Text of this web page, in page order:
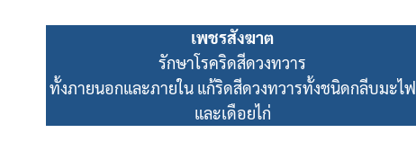
เพชรสังฆาต
รักษาโรคริดสีดวงทวาร
ทั้งภายนอกและภายใน แก้ริดสีดวงทวารทั้งชนิดกลีบมะไฟ
และเดือยไก่